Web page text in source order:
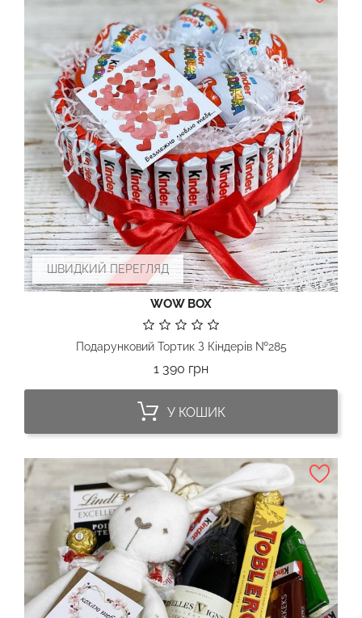
ШВИДКИЙ ПЕРЕГЛЯД
WOW BOX
Подарунковий Тортик З Кіндерів №285
1 390 грнЦіна
У КОШИК